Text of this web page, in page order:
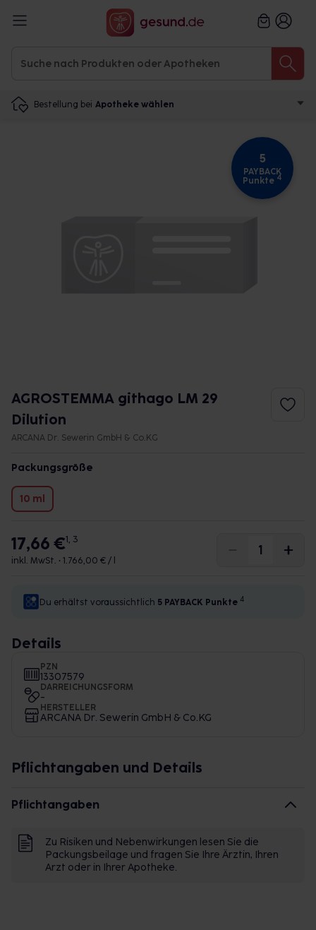
Bestellung bei Apotheke wählen
5
PAYBACK
Punkte 4
AGROSTEMMA githago LM 29
Dilution
ARCANA Dr. Sewerin GmbH & Co.KG
Packungsgröße
10 ml
17,66 €1, 3
inkl. MwSt. • 1.766,00 € / l
Du erhältst voraussichtlich 5 PAYBACK Punkte 4
Details
PZN
13307579
DARREICHUNGSFORM
-
HERSTELLER
ARCANA Dr. Sewerin GmbH & Co.KG
Pflichtangaben und Details
Pflichtangaben
Zu Risiken und Nebenwirkungen lesen Sie die
Packungsbeilage und fragen Sie Ihre Ärztin, Ihren
Arzt oder in Ihrer Apotheke.